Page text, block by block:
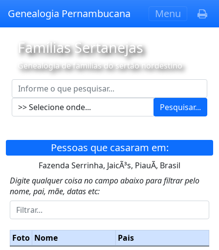
Genealogia Pernambucana Menu
Famílias Sertanejas
Genealogia de famílias do sertão nordestino
Pesquisar...
Pessoas que casaram em:
Fazenda Serrinha, JaicÃ³s, PiauÃ­, Brasil
Digite qualquer coisa no campo abaixo para filtrar pelo
nome, pai, mãe, datas etc:
Foto Nome
Pais